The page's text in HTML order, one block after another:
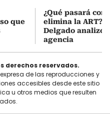
que
¿Qué pasará con
elimina la ART?
Delgado analizó
agencia
derechos reservados.
expresa de las reproducciones y
accesibles desde este sitio
u otros medios que resulten